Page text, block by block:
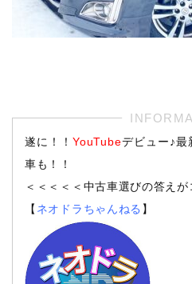
遂に！！YouTubeデビュー♪最
車も！！
＜＜＜＜＜中古車選びの答えが
【 ネオドラちゃんねる 】